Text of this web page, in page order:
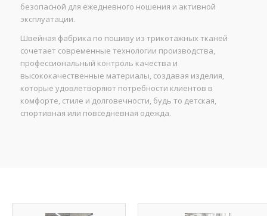
безопасной для ежедневного ношения и активной
эксплуатации.
Швейная фабрика по пошиву из трикотажных тканей
сочетает современные технологии производства,
профессиональный контроль качества и
высококачественные материалы, создавая изделия,
которые удовлетворяют потребности клиентов в
комфорте, стиле и долговечности, будь то детская,
спортивная или повседневная одежда.